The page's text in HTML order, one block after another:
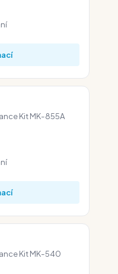
Kit MK-855A
Kit MK-540